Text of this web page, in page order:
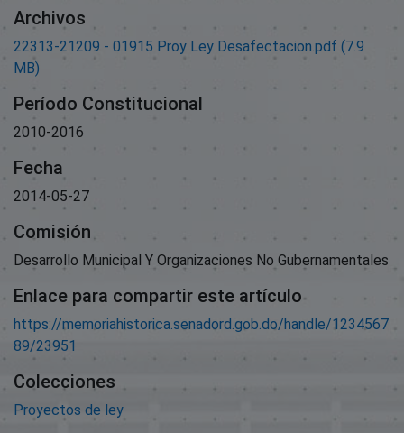
Archivos
22313-21209 - 01915 Proy Ley Desafectacion.pdf (7.9
MB)
Período Constitucional
2010-2016
Fecha
2014-05-27
Comisión
Desarrollo Municipal Y Organizaciones No Gubernamentales
Enlace para compartir este artículo
https://memoriahistorica.senadord.gob.do/handle/1234567
89/23951
Colecciones
Proyectos de ley